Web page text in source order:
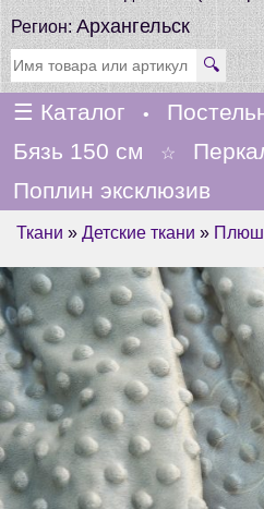
Регион:Архангельск
🔍
☰ Каталог •
Бязь 150 см ☆
Поплин эксклюзив
Ткани » Детские ткани » Плюш